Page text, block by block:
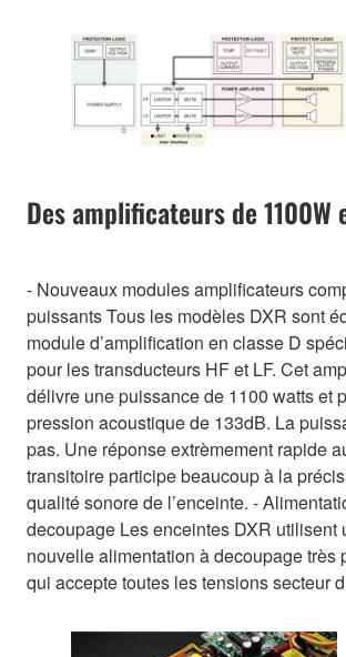
Des amplificateurs de 1100W
- Nouveaux modules amplificateurs
puissants Tous les modèles DXR sont
module d’amplification en classe D
pour les transducteurs HF et LF. Cet
délivre une puissance de 1100 watts et
pression acoustique de 133dB. La
pas. Une réponse extrèmement rapide
transitoire participe beaucoup à la
qualité sonore de l’enceinte. -
decoupage Les enceintes DXR utilisent
nouvelle alimentation à decoupage très
qui accepte toutes les tensions secteur